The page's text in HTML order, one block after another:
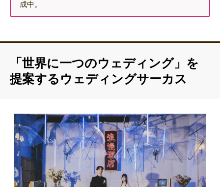
成中。
「世界に一つのウェディング」を
提案するウェディングサーカス